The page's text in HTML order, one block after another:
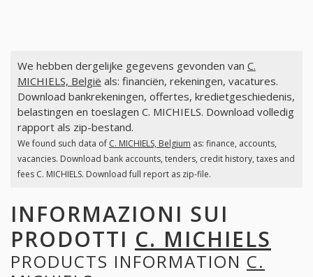
We hebben dergelijke gegevens gevonden van C.
MICHIELS, België als: financiën, rekeningen, vacatures.
Download bankrekeningen, offertes, kredietgeschiedenis,
belastingen en toeslagen C. MICHIELS. Download volledig
rapport als zip-bestand.
We found such data of C. MICHIELS, Belgium as: finance, accounts,
vacancies. Download bank accounts, tenders, credit history, taxes and
fees C. MICHIELS. Download full report as zip-file.
INFORMAZIONI SUI
PRODOTTI C. MICHIELS
PRODUCTS INFORMATION C.